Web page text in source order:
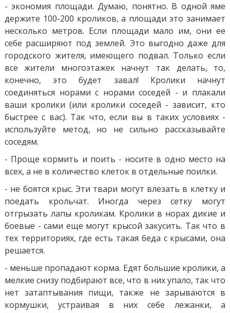
- экономия площади. Думаю, понятно. В одной яме
держите 100-200 кроликов, а площади это занимает
несколько метров. Если площади мало им, они ее
себе расширяют под землей. Это выгодно даже для
городского жителя, имеющего подвал. Только если
все жители многоэтажек начнут так делать, то,
конечно, это будет завал! Кролики начнут
соединяться норами с норами соседей - и плакали
ваши кролики (или кролики соседей - зависит, кто
быстрее с вас). Так что, если вы в таких условиях -
используйте метод, но не сильно рассказывайте
соседям.
- Проще кормить и поить - носите в одно место на
всех, а не в количество клеток в отдельные поилки.
- не боятся крыс. Эти твари могут влезать в клетку и
поедать крольчат. Иногда через сетку могут
отгрызать лапы кроликам. Кролики в норах дикие и
боевые - сами еще могут крысой закусить. Так что в
тех территориях, где есть такая беда с крысами, она
решается.
- меньше пропадают корма. Едят большие кролики, а
мелкие снизу подбирают все, что в них упало, так что
нет затаптывания пищи, также не зарываются в
кормушки, устраивая в них себе лежанки, а